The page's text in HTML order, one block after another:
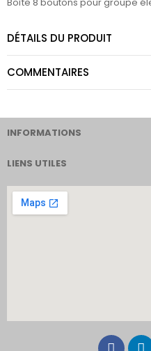
DÉTAILS DU PRODUIT
COMMENTAIRES
INFORMATIONS
LIENS UTILES